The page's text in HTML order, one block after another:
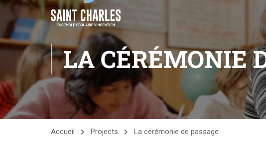
LA CÉRÉMONIE
Accueil Projects La cérémonie de passage